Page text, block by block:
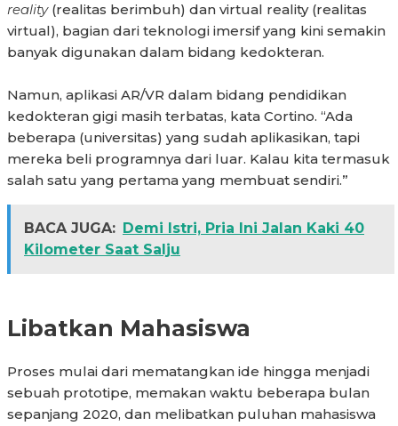
reality(realitas berimbuh) dan virtual reality (realitas
virtual), bagian dari teknologi imersif yang kini semakin
banyak digunakan dalam bidang kedokteran.
Namun, aplikasi AR/VR dalam bidang pendidikan
kedokteran gigi masih terbatas, kata Cortino. “Ada
beberapa (universitas) yang sudah aplikasikan, tapi
mereka beli programnya dari luar. Kalau kita termasuk
salah satu yang pertama yang membuat sendiri.”
BACA JUGA: Demi Istri, Pria Ini Jalan Kaki 40
Kilometer Saat Salju
Libatkan Mahasiswa
Proses mulai dari mematangkan ide hingga menjadi
sebuah prototipe, memakan waktu beberapa bulan
sepanjang 2020, dan melibatkan puluhan mahasiswa